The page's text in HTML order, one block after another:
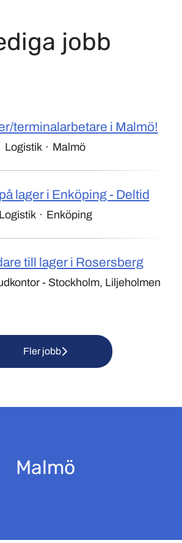
jobb
terminalarbetare i Malmö!
Logistik · Malmö
lager i Enköping - Deltid
Logistik · Enköping
till lager i Rosersberg
- Stockholm, Liljeholmen
Fler jobb
Malmö